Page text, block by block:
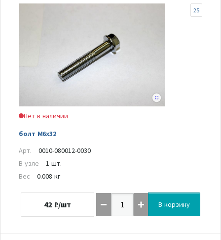
Нет в наличии
болт М6х32
25
Арт.
0010-080012-0030
В узле
1 шт.
Вес
0.008 кг
42 ₽/шт В корзину